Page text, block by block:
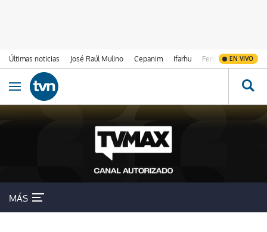
Últimas noticias José Raúl Mulino Cepanim Ifarhu Fenómeno de El
EN VIVO
Ir al contenido
Obrir navegació
MÁS